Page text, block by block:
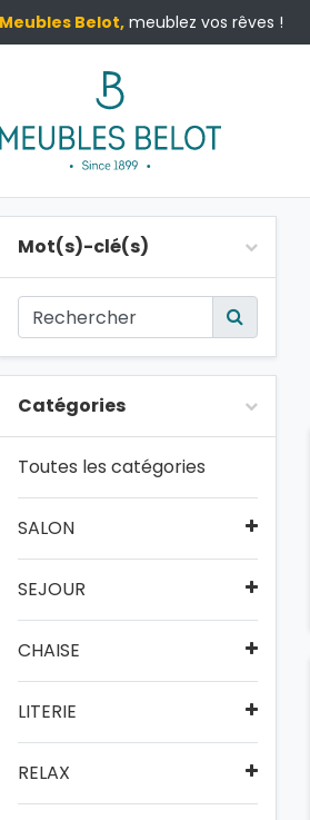
Meubles Belot, meublez vos rêves !
Mot(s)-clé(s)
Catégories
Toutes les catégories
SALON
SEJOUR
CHAISE
LITERIE
RELAX